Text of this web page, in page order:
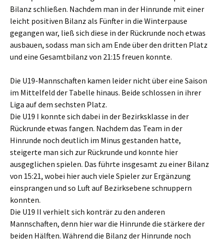
Bilanz schließen. Nachdem man in der Hinrunde mit einer
leicht positiven Bilanz als Fünfter in die Winterpause
gegangen war, ließ sich diese in der Rückrunde noch etwas
ausbauen, sodass man sich am Ende über den dritten Platz
und eine Gesamtbilanz von 21:15 freuen konnte.
Die U19-Mannschaften kamen leider nicht über eine Saison
im Mittelfeld der Tabelle hinaus. Beide schlossen in ihrer
Liga auf dem sechsten Platz.
Die U19 I konnte sich dabei in der Bezirksklasse in der
Rückrunde etwas fangen. Nachdem das Team in der
Hinrunde noch deutlich im Minus gestanden hatte,
steigerte man sich zur Rückrunde und konnte hier
ausgeglichen spielen. Das führte insgesamt zu einer Bilanz
von 15:21, wobei hier auch viele Spieler zur Ergänzung
einsprangen und so Luft auf Bezirksebene schnuppern
konnten.
Die U19 II verhielt sich konträr zu den anderen
Mannschaften, denn hier war die Hinrunde die stärkere der
beiden Hälften. Während die Bilanz der Hinrunde noch